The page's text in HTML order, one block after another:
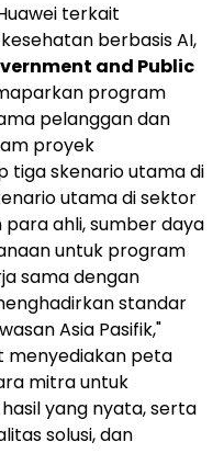
terkait
berbasis AI,
and Public
program
pelanggan dan
proyek
tiga skenario utama di
utama di sektor
para ahli, sumber daya
untuk program
sama dengan
standar
Asia Pasifik,"
menyediakan peta
mitra untuk
yang nyata, serta
solusi, dan